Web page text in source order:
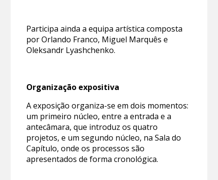
Participa ainda a equipa artística composta
por Orlando Franco, Miguel Marquês e
Oleksandr Lyashchenko.
Organização expositiva
A exposição organiza-se em dois momentos:
um primeiro núcleo, entre a entrada e a
antecâmara, que introduz os quatro
projetos, e um segundo núcleo, na Sala do
Capítulo, onde os processos são
apresentados de forma cronológica.